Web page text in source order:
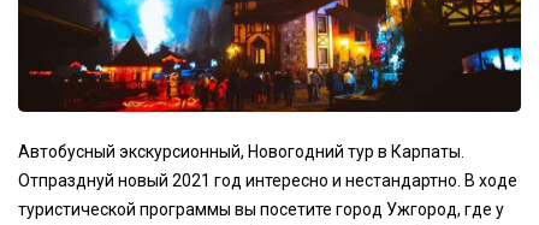
Автобусный экскурсионный, Новогодний тур в Карпаты.
Отпразднуй новый 2021 год интересно и нестандартно. В ходе
туристической программы вы посетите город Ужгород, где у